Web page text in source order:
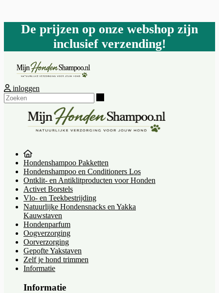
De prijzen op onze webshop zijn
inclusief verzending!
inloggen
Hondenshampoo Pakketten
Hondenshampoo en Conditioners Los
Ontklit- en Antiklitproducten voor Honden
Activet Borstels
Vlo- en Teekbestrijding
Natuurlijke Hondensnacks en Yakka
Kauwstaven
Hondenparfum
Oogverzorging
Oorverzorging
Gepofte Yakstaven
Zelf je hond trimmen
Informatie
Informatie